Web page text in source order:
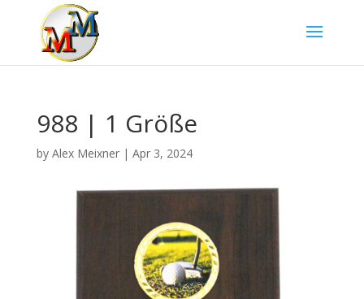
988 | 1 Größe
by Alex Meixner| Apr 3, 2024